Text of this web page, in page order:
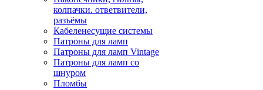
колпачки. ответвители,
разъёмы
Кабеленесущие системы
Патроны для ламп
Патроны для ламп Vintage
Патроны для ламп со
шнуром
Пломбы